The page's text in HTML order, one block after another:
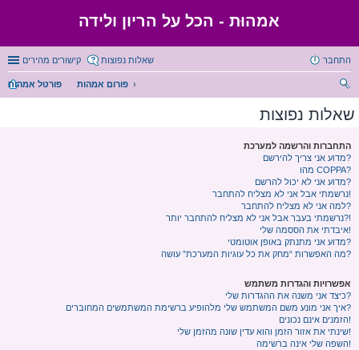
אמהוּת - הכל על הריון ולידה
קישורים מהירים שאלות נפוצות התחבר
פורטל אמהות
פורום אמהות
ש
שאלות נפוצות
התחברות והרשמה למערכת
מדוע אני צריך להירשם?
מהו COPPA?
מדוע אני לא יכול להרשם?
נרשמתי אבל אני לא מצליח להתחבר!
למה אני לא מצליח להתחבר?
נרשמתי בעבר אבל אני לא מצליח להתחבר יותר?!
איבדתי את הססמה שלי!
מדוע אני מתנתק באופן אוטומטי?
מה האפשרות “מחק את כל עוגיות המערכת” עושה?
אפשרויות והגדרות משתמש
כיצד אני משנה את ההגדרות שלי?
איך אני מונע משם המשתמש שלי מלהופיע ברשימת המשתמשים המחוברים?
הזמנים אינם נכונים!
שינתי את אזור הזמן והוא עדין שונה מהזמן שלי!
השפה שלי אינה ברשימה!